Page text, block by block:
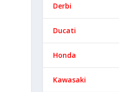
Derbi
Ducati
Honda
Kawasaki